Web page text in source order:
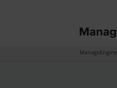
ManageEngine